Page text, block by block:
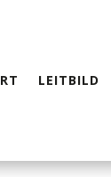
LEITBILD